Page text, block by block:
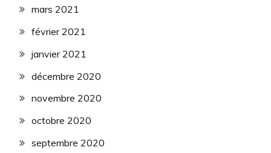
mars 2021
février 2021
janvier 2021
décembre 2020
novembre 2020
octobre 2020
septembre 2020